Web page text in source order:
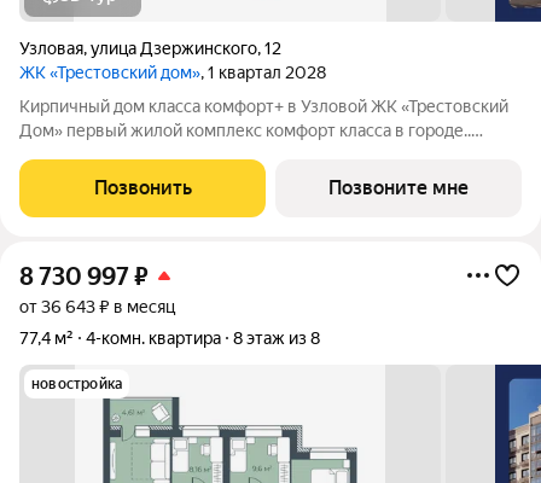
Узловая,улица Дзержинского,12
ЖК «Трестовский дом», 1 квартал 2028
Кирпичный дом класса комфорт+ в Узловой ЖК «Трестовский
Дом» первый жилой комплекс комфорт класса в городе..
Кирпично-монолитный дом выполнен в современном стиле, с
теплым натуральным кирпичом
Позвонить Позвоните мне
8 730 997₽
от 36 643 ₽ в месяц
77,4 м²
4-комн. квартира 8 этаж из 8
новостройка